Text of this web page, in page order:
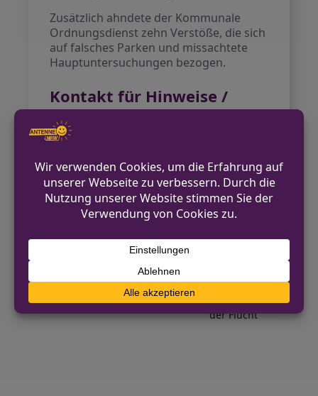
Zusätzlich ahndete der Kommunale
Ordnungsdienst zehn Verstöße, die sich
auf falsches Parken und missachtete
Hauptuntersuchungen bezogen.
Kontakt für Hinweise /
Pressestelle
Polizei Wuppertal
0202 284 2020
pressestelle.wuppertal@polizei.nrw.de
https://hamm.polizei.nrw/
VORHERIGER BEITRAG
Ahlen: Autofahrer beim Telefonieren ohne
Führerschein erwischt
NÄCHSTER BEITRAG
Einbruch in Lagerhalle in Erwitte – Täter auf
der Flucht